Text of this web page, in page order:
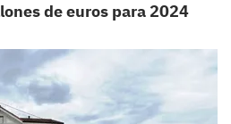
de euros para 2024